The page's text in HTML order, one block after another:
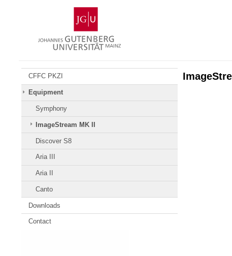
Gutenberg-
Universität
Mainz
CFFC PKZI
Equipment
Symphony
ImageStream MK II
Discover S8
Aria III
Aria II
Canto
Downloads
Contact